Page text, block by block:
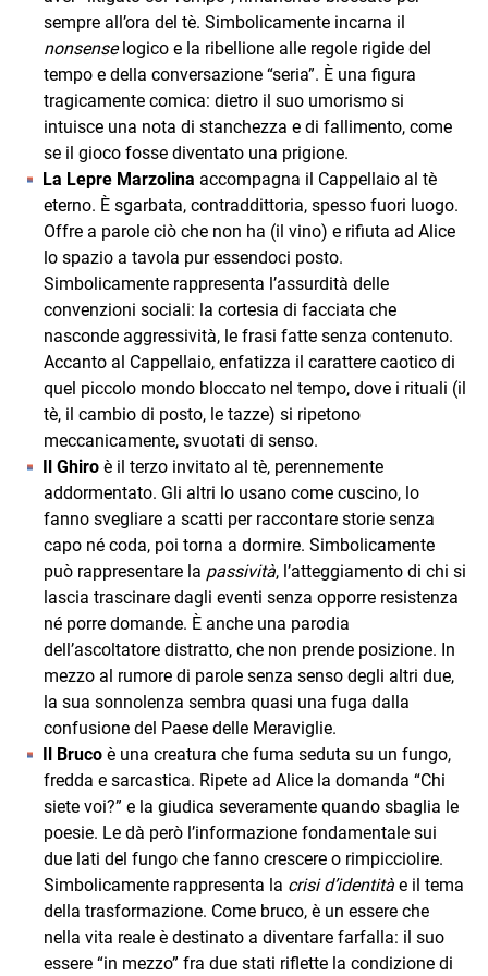
sempre all’ora del tè. Simbolicamente incarna il
nonsenselogico e la ribellione alle regole rigide del
tempo e della conversazione “seria”. È una figura
tragicamente comica: dietro il suo umorismo si
intuisce una nota di stanchezza e di fallimento, come
se il gioco fosse diventato una prigione.
La Lepre Marzolina accompagna il Cappellaio al tè
eterno. È sgarbata, contraddittoria, spesso fuori luogo.
Offre a parole ciò che non ha (il vino) e rifiuta ad Alice
lo spazio a tavola pur essendoci posto.
Simbolicamente rappresenta l’assurdità delle
convenzioni sociali: la cortesia di facciata che
nasconde aggressività, le frasi fatte senza contenuto.
Accanto al Cappellaio, enfatizza il carattere caotico di
quel piccolo mondo bloccato nel tempo, dove i rituali (il
tè, il cambio di posto, le tazze) si ripetono
meccanicamente, svuotati di senso.
Il Ghiro è il terzo invitato al tè, perennemente
addormentato. Gli altri lo usano come cuscino, lo
fanno svegliare a scatti per raccontare storie senza
capo né coda, poi torna a dormire. Simbolicamente
può rappresentare la passività, l’atteggiamento di chi si
lascia trascinare dagli eventi senza opporre resistenza
né porre domande. È anche una parodia
dell’ascoltatore distratto, che non prende posizione. In
mezzo al rumore di parole senza senso degli altri due,
la sua sonnolenza sembra quasi una fuga dalla
confusione del Paese delle Meraviglie.
Il Bruco è una creatura che fuma seduta su un fungo,
fredda e sarcastica. Ripete ad Alice la domanda “Chi
siete voi?” e la giudica severamente quando sbaglia le
poesie. Le dà però l’informazione fondamentale sui
due lati del fungo che fanno crescere o rimpicciolire.
Simbolicamente rappresenta la crisi d’identità e il tema
della trasformazione. Come bruco, è un essere che
nella vita reale è destinato a diventare farfalla: il suo
essere “in mezzo” fra due stati riflette la condizione di